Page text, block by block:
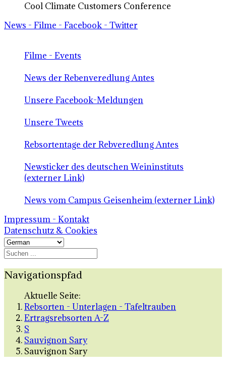
Cool Climate Customers Conference
News - Filme - Facebook - Twitter
Filme - Events
News der Rebenveredlung Antes
Unsere Facebook-Meldungen
Unsere Tweets
Rebsortentage der Rebveredlung Antes
Newsticker des deutschen Weininstituts
(externer Link)
News vom Campus Geisenheim (externer Link)
Impressum - Kontakt
Datenschutz & Cookies
Navigationspfad
Aktuelle Seite:
Rebsorten - Unterlagen - Tafeltrauben
Ertragsrebsorten A-Z
S
Sauvignon Sary
Sauvignon Sary